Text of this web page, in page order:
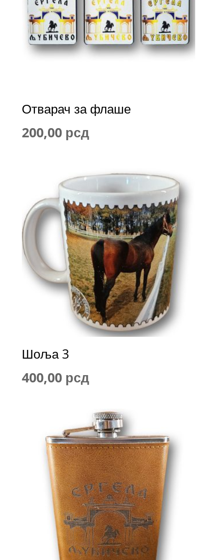
Отварач за флаше
200,00 рсд
Шоља 3
400,00 рсд